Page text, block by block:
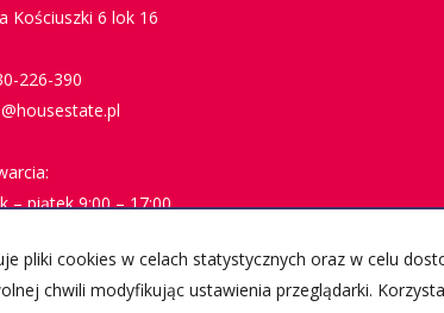
Kościuszki 6 lok 16
226-390
– piątek 9:00 – 17:00
pliki cookies w celach statystycznych oraz w celu
chwili modyfikując ustawienia przeglądarki.